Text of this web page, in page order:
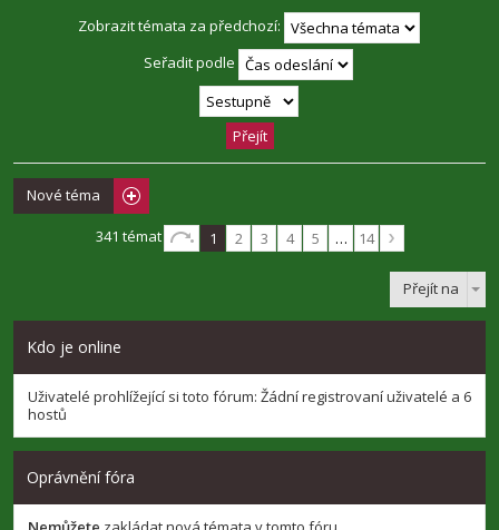
Zobrazit témata za předchozí:
Seřadit podle
Nové téma
341 témat 1 2 3 4 5 … 14
Přejít na
Kdo je online
Uživatelé prohlížející si toto fórum: Žádní registrovaní uživatelé a 6
hostů
Oprávnění fóra